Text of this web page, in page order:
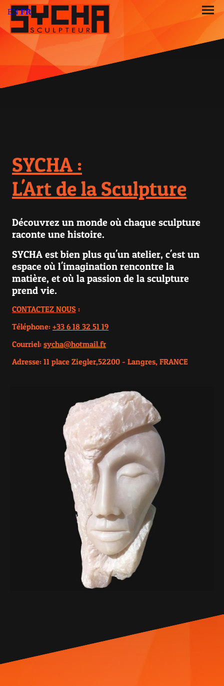
SYCHA :
L'Art de la Sculpture
Découvrez un monde où chaque sculpture
raconte une histoire.
SYCHA est bien plus qu'un atelier, c'est un
espace où l'imagination rencontre la
matière, et où la passion de la sculpture
prend vie.
CONTACTEZ NOUS :
Téléphone: +33 6 18 32 51 19
Courriel: sycha@hotmail.fr
Adresse: 11 place Ziegler,52200 - Langres, FRANCE
EN FR